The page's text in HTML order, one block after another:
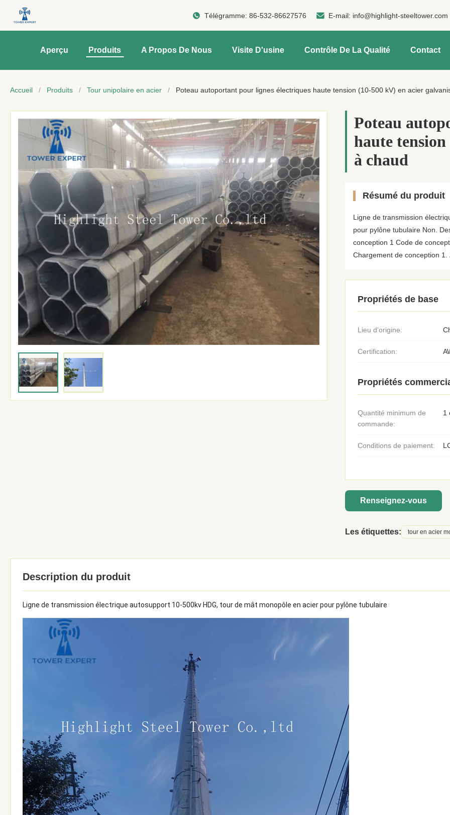
Télégramme: 86-532-86627576 E-mail: info@highlight-steeltower.com
Aperçu Produits A Propos De Nous Visite D'usine Contrôle De La Qualité Contact
Accueil / Produits / Tour unipolaire en acier / Poteau autoportant pour lignes électriques haute tension (10-500 kV) en acier
Poteau
haute
à chaud
Résumé du produit
Ligne de transmission
pour pylône tubulaire Non.
conception 1 Code de
Chargement de conception 1.
Propriétés de base
Lieu d'origine:
Certification:
Propriétés
Quantité minimum de
commande:
1
Conditions de paiement:
Renseignez-vous
Les étiquettes: tour en acier
Description du produit
Ligne de transmission électrique autosupport 10-500kv HDG, tour de mât monopôle en acier pour pylône tubulaire